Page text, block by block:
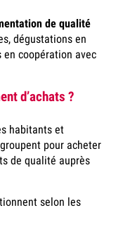
de qualité
dégustations en
en coopération avec
d’achats ?
habitants et
pour acheter
de qualité auprès
selon les